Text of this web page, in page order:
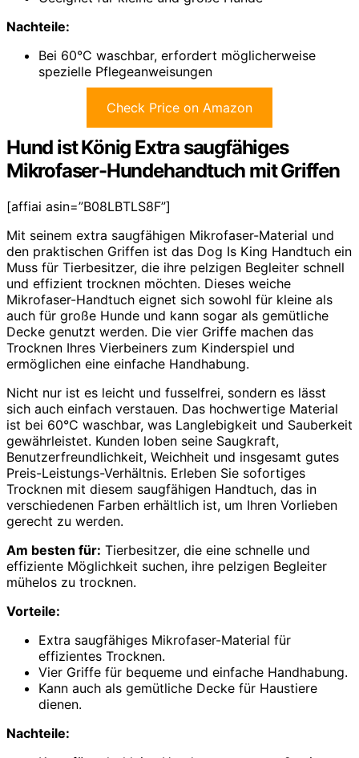
Nachteile:
Bei 60°C waschbar, erfordert möglicherweise
spezielle Pflegeanweisungen
Check Price on Amazon
Hund ist König Extra saugfähiges
Mikrofaser-Hundehandtuch mit Griffen
[affiai asin=”B08LBTLS8F”]
Mit seinem extra saugfähigen Mikrofaser-Material und
den praktischen Griffen ist das Dog Is King Handtuch ein
Muss für Tierbesitzer, die ihre pelzigen Begleiter schnell
und effizient trocknen möchten. Dieses weiche
Mikrofaser-Handtuch eignet sich sowohl für kleine als
auch für große Hunde und kann sogar als gemütliche
Decke genutzt werden. Die vier Griffe machen das
Trocknen Ihres Vierbeiners zum Kinderspiel und
ermöglichen eine einfache Handhabung.
Nicht nur ist es leicht und fusselfrei, sondern es lässt
sich auch einfach verstauen. Das hochwertige Material
ist bei 60°C waschbar, was Langlebigkeit und Sauberkeit
gewährleistet. Kunden loben seine Saugkraft,
Benutzerfreundlichkeit, Weichheit und insgesamt gutes
Preis-Leistungs-Verhältnis. Erleben Sie sofortiges
Trocknen mit diesem saugfähigen Handtuch, das in
verschiedenen Farben erhältlich ist, um Ihren Vorlieben
gerecht zu werden.
Am besten für: Tierbesitzer, die eine schnelle und
effiziente Möglichkeit suchen, ihre pelzigen Begleiter
mühelos zu trocknen.
Vorteile:
Extra saugfähiges Mikrofaser-Material für
effizientes Trocknen.
Vier Griffe für bequeme und einfache Handhabung.
Kann auch als gemütliche Decke für Haustiere
dienen.
Nachteile: